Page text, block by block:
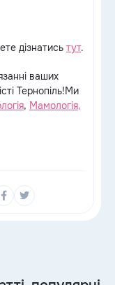
дізнатись тут.
ваших
Тернопіль!Ми
, Мамологія,